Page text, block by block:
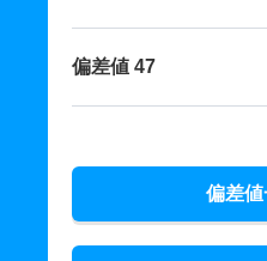
偏差値 47
偏差値